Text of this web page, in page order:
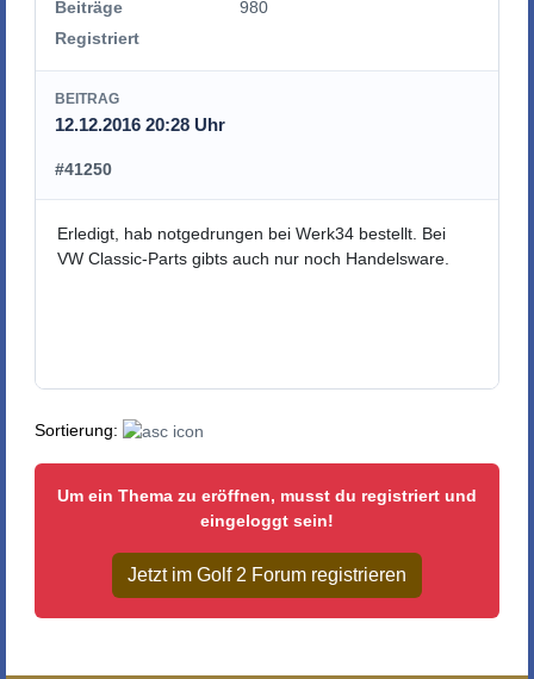
Beiträge
980
Registriert
BEITRAG
12.12.2016 20:28 Uhr
#41250
Erledigt, hab notgedrungen bei Werk34 bestellt. Bei
VW Classic-Parts gibts auch nur noch Handelsware.
Sortierung:
Um ein Thema zu eröffnen, musst du registriert und
eingeloggt sein!
Jetzt im Golf 2 Forum registrieren